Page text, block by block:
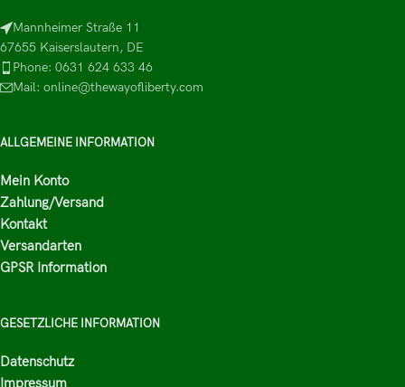
Mannheimer Straße 11
67655 Kaiserslautern, DE
Phone: 0631 624 633 46
Mail: online@thewayofliberty.com
ALLGEMEINE INFORMATION
Mein Konto
Zahlung/Versand
Kontakt
Versandarten
GPSR Information
GESETZLICHE INFORMATION
Datenschutz